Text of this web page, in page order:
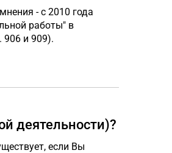
- с 2010 года
работы" в
906 и 909).
деятельности)?
если Вы